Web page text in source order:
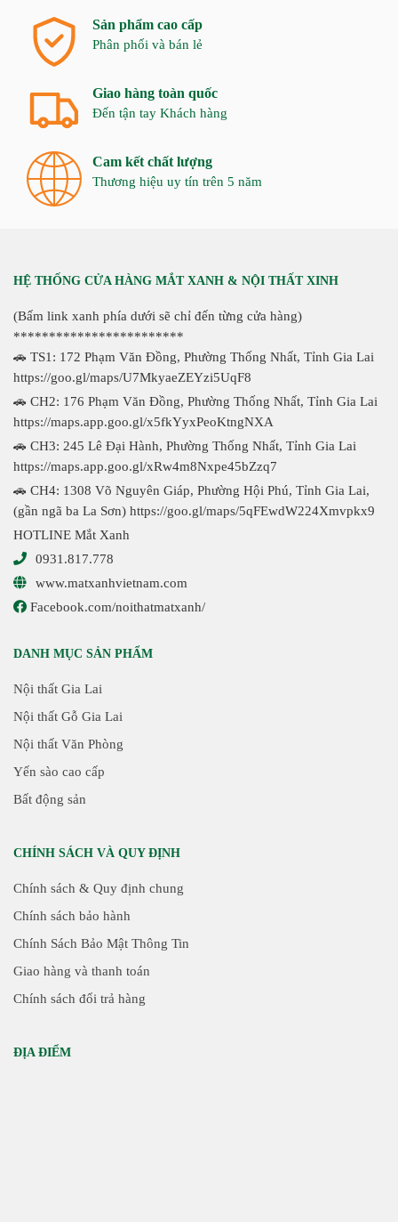
Sản phẩm cao cấp
Phân phối và bán lẻ
Giao hàng toàn quốc
Đến tận tay Khách hàng
Cam kết chất lượng
Thương hiệu uy tín trên 5 năm
HỆ THỐNG CỬA HÀNG MẮT XANH & NỘI THẤT XINH
(Bấm link xanh phía dưới sẽ chỉ đến từng cửa hàng)
************************
🚗 TS1: 172 Phạm Văn Đồng, Phường Thống Nhất, Tỉnh Gia Lai
https://goo.gl/maps/U7MkyaeZEYzi5UqF8
🚗 CH2: 176 Phạm Văn Đồng, Phường Thống Nhất, Tỉnh Gia Lai
https://maps.app.goo.gl/x5fkYyxPeoKtngNXA
🚗 CH3: 245 Lê Đại Hành, Phường Thống Nhất, Tỉnh Gia Lai
https://maps.app.goo.gl/xRw4m8Nxpe45bZzq7
🚗 CH4: 1308 Võ Nguyên Giáp, Phường Hội Phú, Tỉnh Gia Lai,
(gần ngã ba La Sơn) https://goo.gl/maps/5qFEwdW224Xmvpkx9
HOTLINE Mắt Xanh
0931.817.778
www.matxanhvietnam.com
Facebook.com/noithatmatxanh/
DANH MỤC SẢN PHẨM
Nội thất Gia Lai
Nội thất Gỗ Gia Lai
Nội thất Văn Phòng
Yến sào cao cấp
Bất động sản
CHÍNH SÁCH VÀ QUY ĐỊNH
Chính sách & Quy định chung
Chính sách bảo hành
Chính Sách Bảo Mật Thông Tin
Giao hàng và thanh toán
Chính sách đổi trả hàng
ĐỊA ĐIỂM